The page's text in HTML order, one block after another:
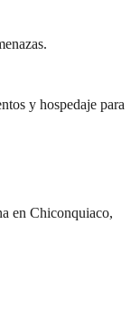
y hospedaje para
en Chiconquiaco,